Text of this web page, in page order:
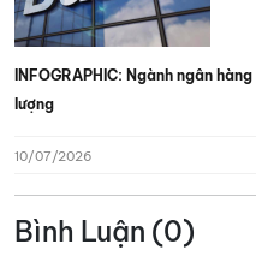
INFOGRAPHIC: Ngành ngân
lượng
10/07/2026
Bình Luận (0)